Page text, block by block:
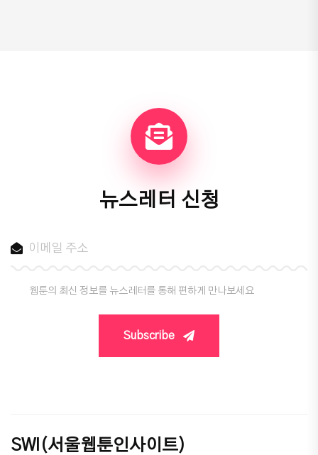
뉴스레터 신청
웹툰의 최신 정보를 뉴스레터를 통해 편하게 만나보세요
Subscribe
SWI(서울웹툰인사이트)